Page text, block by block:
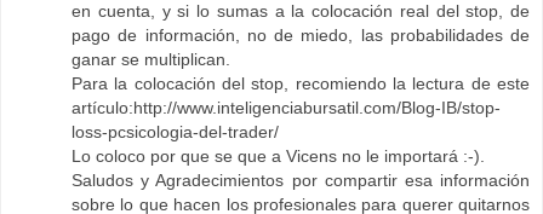
en cuenta, y si lo sumas a la colocación real del stop, de
pago de información, no de miedo, las probabilidades de
ganar se multiplican.
Para la colocación del stop, recomiendo la lectura de este
artículo:http://www.inteligenciabursatil.com/Blog-IB/stop-
loss-pcsicologia-del-trader/
Lo coloco por que se que a Vicens no le importará :-).
Saludos y Agradecimientos por compartir esa información
sobre lo que hacen los profesionales para querer quitarnos